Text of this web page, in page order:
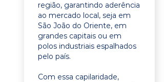
região, garantindo aderência
ao mercado local, seja em
São João do Oriente, em
grandes capitais ou em
polos industriais espalhados
pelo país.
Com essa capilaridade,